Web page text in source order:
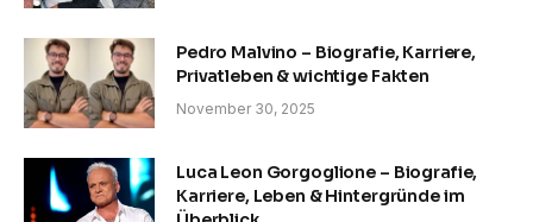
Pedro Malvino – Biografie, Karriere,
Privatleben & wichtige Fakten
November 30, 2025
Luca Leon Gorgoglione – Biografie,
Karriere, Leben & Hintergründe im